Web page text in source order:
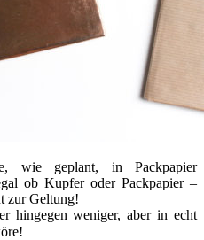
wie geplant, in Packpapier
ob Kupfer oder Packpapier –
zur Geltung!
hingegen weniger, aber in echt